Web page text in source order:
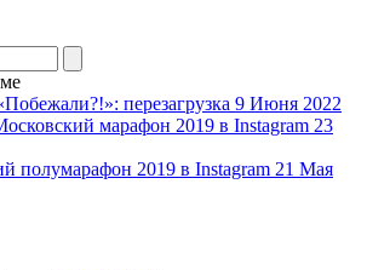
перезагрузка 9 Июня 2022
марафон 2019 в Instagram 23
полумарафон 2019 в Instagram 21 Мая